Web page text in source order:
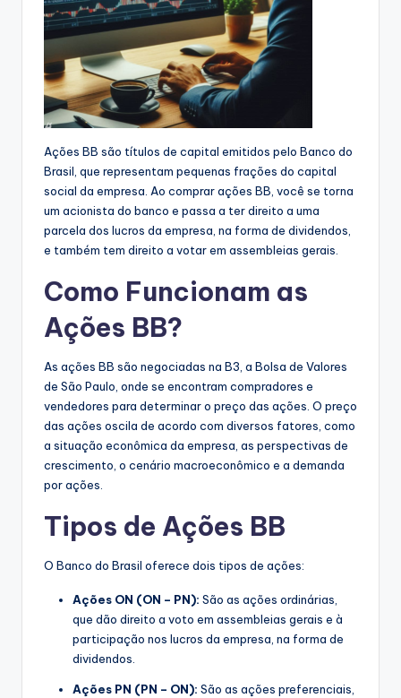
Ações BB são títulos de capital emitidos pelo Banco do
Brasil, que representam pequenas frações do capital
social da empresa. Ao comprar ações BB, você se torna
um acionista do banco e passa a ter direito a uma
parcela dos lucros da empresa, na forma de dividendos,
e também tem direito a votar em assembleias gerais.
Como Funcionam as
Ações BB?
As ações BB são negociadas na B3, a Bolsa de Valores
de São Paulo, onde se encontram compradores e
vendedores para determinar o preço das ações. O preço
das ações oscila de acordo com diversos fatores, como
a situação econômica da empresa, as perspectivas de
crescimento, o cenário macroeconômico e a demanda
por ações.
Tipos de Ações BB
O Banco do Brasil oferece dois tipos de ações:
Ações ON (ON – PN): São as ações ordinárias,
que dão direito a voto em assembleias gerais e à
participação nos lucros da empresa, na forma de
dividendos.
Ações PN (PN – ON): São as ações preferenciais,